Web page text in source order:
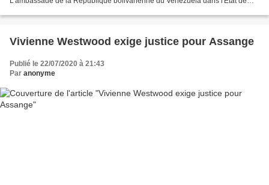
Vivienne Westwood exige justice pour Assange
Publié le 22/07/2020 à 21:43
Par anonyme